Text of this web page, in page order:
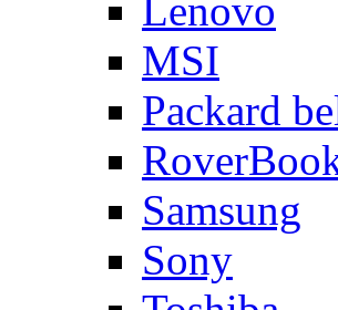
Lenovo
MSI
Packard
Samsung
Sony